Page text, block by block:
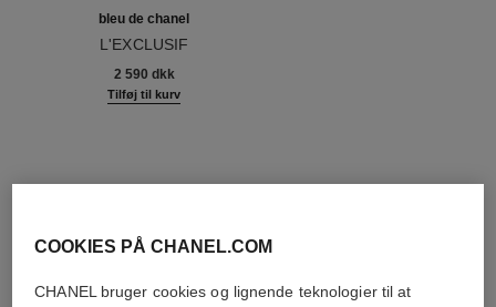
bleu de chanel
L'EXCLUSIF
2 590 dkk
Tilføj til kurv
ny
COOKIES PÅ CHANEL.COM
CHANEL bruger cookies og lignende teknologier til at